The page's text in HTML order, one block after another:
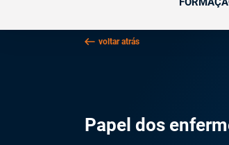
voltar atrás
Papel dos